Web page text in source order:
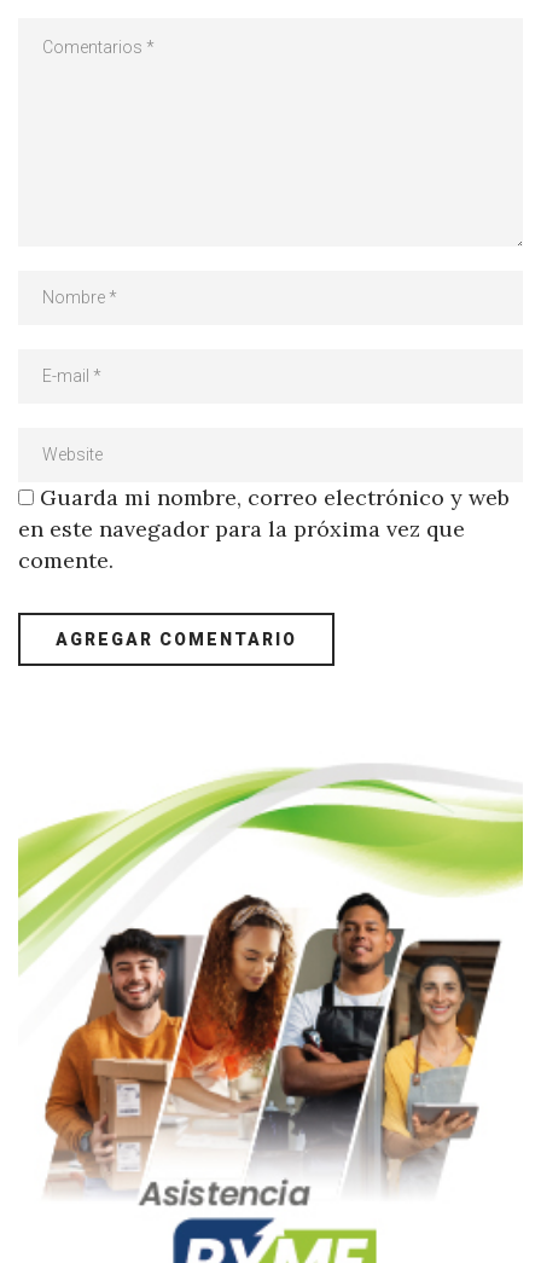
Guarda mi nombre, correo electrónico y web
en este navegador para la próxima vez que
comente.